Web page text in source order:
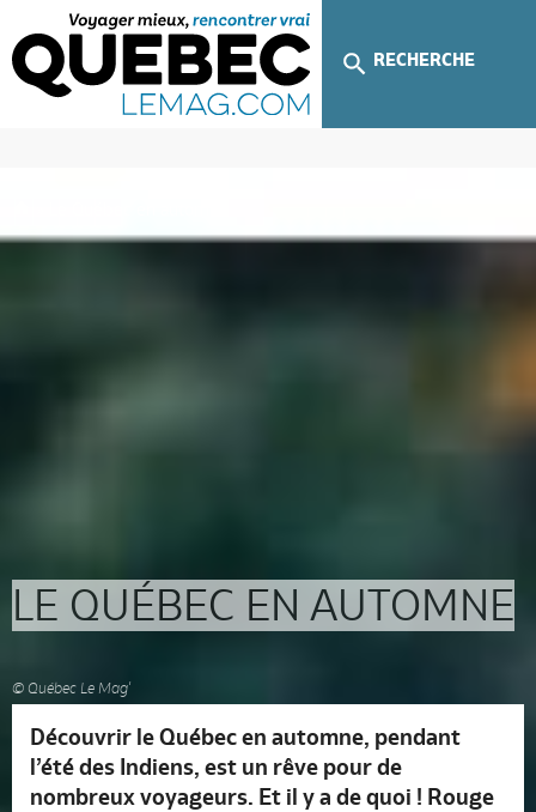
RECHERCHE
LE QUÉBEC EN AUTOMNE
© Québec Le Mag'
Découvrir le Québec en automne, pendant
l’été des Indiens, est un rêve pour de
nombreux voyageurs. Et il y a de quoi ! Rouge